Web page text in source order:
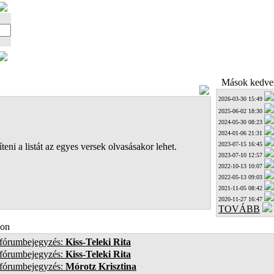
a listát az egyes versek olvasásakor lehet.
Mások
2026-03-30 15:49
2025-06-02 18:30
2024-05-30 08:23
2024-01-06 21:31
2023-07-15 16:45
2023-07-10 12:57
2022-10-13 10:07
2022-05-13 09:03
2021-11-05 08:42
2020-11-27 16:47
TOVÁBB
Kiss-Teleki Rita
Kiss-Teleki Rita
Mórotz Krisztina